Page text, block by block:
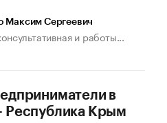
иначе». Как живет глава
Максим Сергеевич
и работы...
в
Республика Крым